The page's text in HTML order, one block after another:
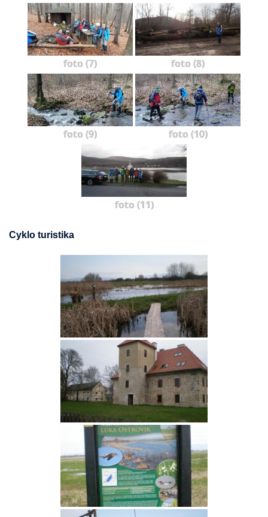
foto (7) foto (8)
foto (9) foto (10)
foto (11)
Cyklo turistika